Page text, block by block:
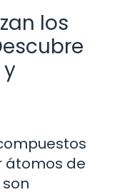
los
átomos de